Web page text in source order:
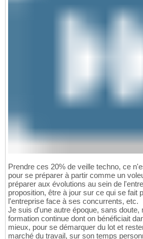
Prendre ces 20% de veille techno, ce
pour se préparer à partir comme un
préparer aux évolutions au sein de
proposition, être à jour sur ce qui se fait
l'entreprise face à ses concurrents, etc.
Je suis d'une autre époque, sans doute,
formation continue dont on bénéficiait
mieux, pour se démarquer du lot et
marché du travail, sur son temps